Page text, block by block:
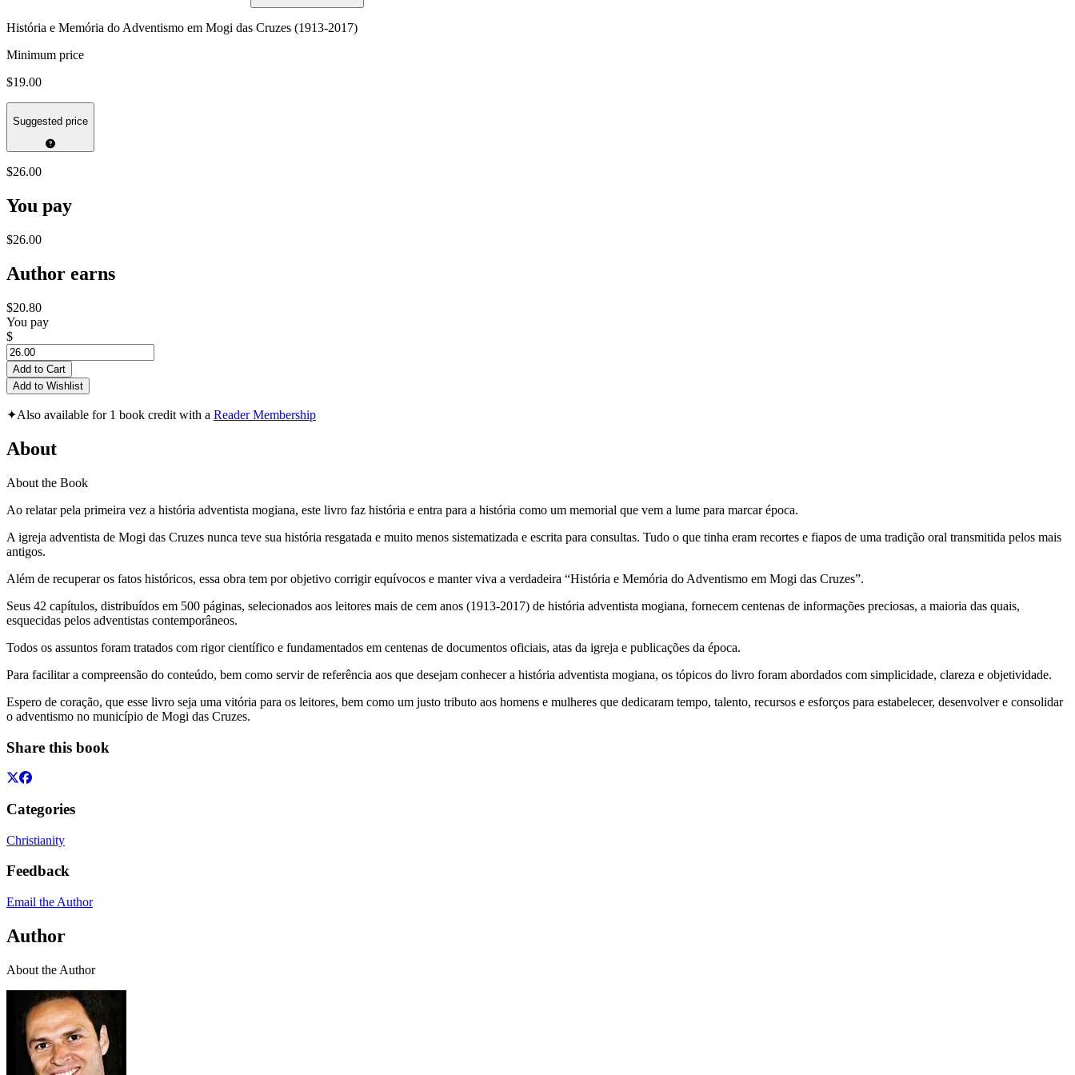
História e Memória do Adventismo em Mogi das Cruzes (1913-2017)
Minimum price
$19.00
Suggested price
$26.00
You pay
$26.00
Author earns
$20.80
You pay
$
Add to Cart
Add to Wishlist
✦Also available for 1 book credit with a Reader Membership
About
About the Book
Ao relatar pela primeira vez a história adventista mogiana, este livro faz história e entra para a história como um memorial que vem a lume para marcar época.
A igreja adventista de Mogi das Cruzes nunca teve sua história resgatada e muito menos sistematizada e escrita para consultas. Tudo o que tinha eram recortes e fiapos de uma tradição oral transmitida pelos mais
antigos.
Além de recuperar os fatos históricos, essa obra tem por objetivo corrigir equívocos e manter viva a verdadeira “História e Memória do Adventismo em Mogi das Cruzes”.
Seus 42 capítulos, distribuídos em 500 páginas, selecionados aos leitores mais de cem anos (1913-2017) de história adventista mogiana, fornecem centenas de informações preciosas, a maioria das quais,
esquecidas pelos adventistas contemporâneos.
Todos os assuntos foram tratados com rigor científico e fundamentados em centenas de documentos oficiais, atas da igreja e publicações da época.
Para facilitar a compreensão do conteúdo, bem como servir de referência aos que desejam conhecer a história adventista mogiana, os tópicos do livro foram abordados com simplicidade, clareza e objetividade.
Espero de coração, que esse livro seja uma vitória para os leitores, bem como um justo tributo aos homens e mulheres que dedicaram tempo, talento, recursos e esforços para estabelecer, desenvolver e consolidar
o adventismo no município de Mogi das Cruzes.
Share this book
Categories
Christianity
Feedback
Email the Author
Author
About the Author